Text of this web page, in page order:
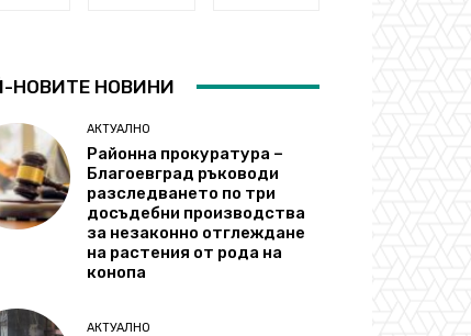
НОВИТЕ НОВИНИ
АКТУАЛНО
Районна прокуратура –
Благоевград ръководи
разследването по три
досъдебни производства
за незаконно отглеждане
на растения от рода на
конопа
АКТУАЛНО